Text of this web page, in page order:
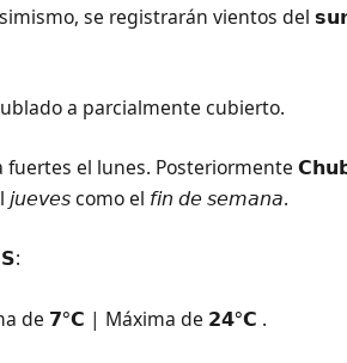
se registrarán vientos del
a parcialmente cubierto.
fuertes el lunes. Posteriormente
como el 𝘧𝘪𝘯 𝘥𝘦 𝘴𝘦𝘮𝘢𝘯𝘢.
de 𝟳°𝗖 | Máxima de 𝟮𝟰°𝗖 .